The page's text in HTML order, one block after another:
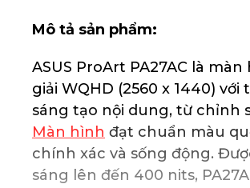
Mô tả sản phẩm:
ASUS ProArt PA27AC là
giải WQHD (2560 x 1440)
sáng tạo nội dung, từ chỉnh
Màn hình đạt chuẩn màu
chính xác và sống động.
sáng lên đến 400 nits,